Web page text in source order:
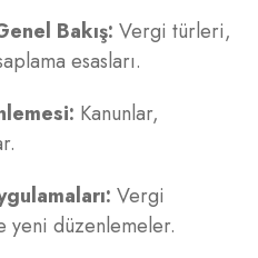
Bakış: Vergi türleri,
esasları.
Kanunlar,
Vergi
yeni düzenlemeler.